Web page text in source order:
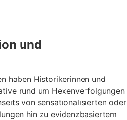
und
haben Historikerinnen und
rund um Hexenverfolgungen
von sensationalisierten oder
hin zu evidenzbasiertem